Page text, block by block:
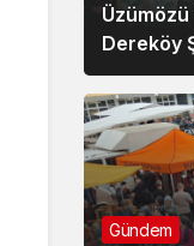
Üzümözü
Dereköy
Gündem